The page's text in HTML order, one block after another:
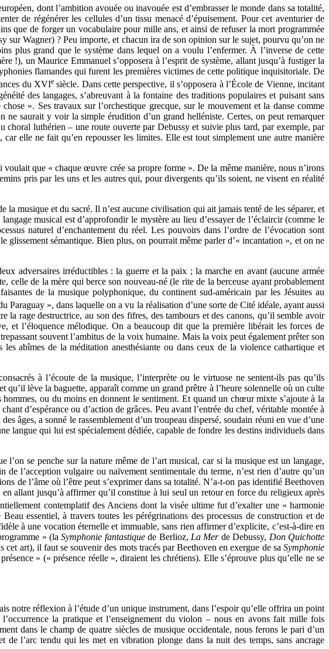
dont l’ambition avouée ou inavouée est d’embrasser le monde dans sa totalité,
de régénérer les cellules d’un tissu menacé d’épuisement. Pour cet aventurier de
que de forger un vocabulaire pour mille ans, et ainsi de refuser la mort programmée
Wagner) ? Peu importe, et chacun ira de son opinion sur le sujet, pourvu qu’on ne
plus grand que le système dans lequel on a voulu l’enfermer. À l’inverse de cette
!), un Maurice Emmanuel s’opposera à l’esprit de système, allant jusqu’à fustiger la
flamandes qui furent les premières victimes de cette politique inquisitoriale. De
du XVIesiècle. Dans cette perspective, il s’opposera à l’École de Vienne, incitant
des langages, s’abreuvant à la fontaine des traditions populaires et puisant sans
». Ses travaux sur l’orchestique grecque, sur le mouvement et la danse comme
ne saurait y voir la simple érudition d’un grand helléniste. Certes, on peut remarquer
choral luthérien – une route ouverte par Debussy et suivie plus tard, par exemple, par
elle ne fait qu’en repousser les limites. Elle est tout simplement une autre manière
que « chaque œuvre crée sa propre forme ». De la même manière, nous n’irons
pris par les uns et les autres qui, pour divergents qu’ils soient, ne visent en réalité
musique et du sacré. Il n’est aucune civilisation qui ait jamais tenté de les séparer, et
musical est d’approfondir le mystère au lieu d’essayer de l’éclaircir (comme le
naturel d’enchantement du réel. Les pouvoirs dans l’ordre de l’évocation sont
sémantique. Bien plus, on pourrait même parler d’« incantation », et on ne
adversaires irréductibles : la guerre et la paix ; la marche en avant (aucune armée
celle de la mère qui berce son nouveau-né (le rite de la berceuse ayant probablement
de la musique polyphonique, du continent sud-américain par les Jésuites au
», dans laquelle on a vu la réalisation d’une sorte de Cité idéale, ayant aussi
la rage destructrice, au son des fifres, des tambours et des canons, qu’il semble avoir
et l’éloquence mélodique. On a beaucoup dit que la première libérait les forces de
souvent l’ambitus de la voix humaine. Mais la voix peut également prêter son
abîmes de la méditation anesthésiante ou dans ceux de la violence cathartique et
à l’écoute de la musique, l’interprète ou le virtuose ne sentent-ils pas qu’ils
qu’il lève la baguette, apparaît comme un grand prêtre à l’heure solennelle où un culte
ou du moins en donnent le sentiment. Et quand un chœur mixte s’ajoute à la
d’espérance ou d’action de grâces. Peu avant l’entrée du chef, véritable montée à
âges, a sonné le rassemblement d’un troupeau dispersé, soudain réuni en vue d’une
langue qui lui est spécialement dédiée, capable de fondre les destins individuels dans
se penche sur la nature même de l’art musical, car si la musique est un langage,
l’acception vulgaire ou naïvement sentimentale du terme, n’est rien d’autre qu’un
de l’âme où l’être peut s’exprimer dans sa totalité. N’a-t-on pas identifié Beethoven
allant jusqu’à affirmer qu’il constitue à lui seul un retour en force du religieux après
contemplatif des Anciens dont la visée ultime fut d’exalter une « harmonie
essentiel, à travers toutes les pérégrinations des processus de construction et de
à une vocation éternelle et immuable, sans rien affirmer d’explicite, c’est-à-dire en
» (laSymphonie fantastiquede Berlioz,La Merde Debussy, Don Quichotte
art), il faut se souvenir des mots tracés par Beethoven en exergue de saSymphonie
» (« présence réelle », diraient les chrétiens). Elle s’éprouve plus qu’elle ne se
notre réflexion à l’étude d’un unique instrument, dans l’espoir qu’elle offrira un point
la pratique et l’enseignement du violon – nous en avons fait mille fois
dans le champ de quatre siècles de musique occidentale, nous ferons le pari d’un
de l’arc tendu qui les met en vibration plonge dans la nuit des temps, sans ancrage